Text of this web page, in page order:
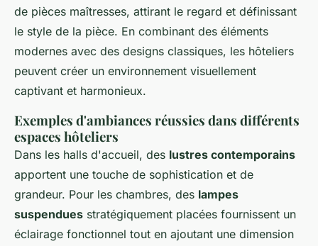
de pièces maîtresses, attirant le regard et définissant
le style de la pièce. En combinant des éléments
modernes avec des designs classiques, les hôteliers
peuvent créer un environnement visuellement
captivant et harmonieux.
Exemples d'ambiances réussies dans différents
espaces hôteliers
Dans les halls d'accueil, des lustres contemporains
apportent une touche de sophistication et de
grandeur. Pour les chambres, des lampes
suspendues stratégiquement placées fournissent un
éclairage fonctionnel tout en ajoutant une dimension